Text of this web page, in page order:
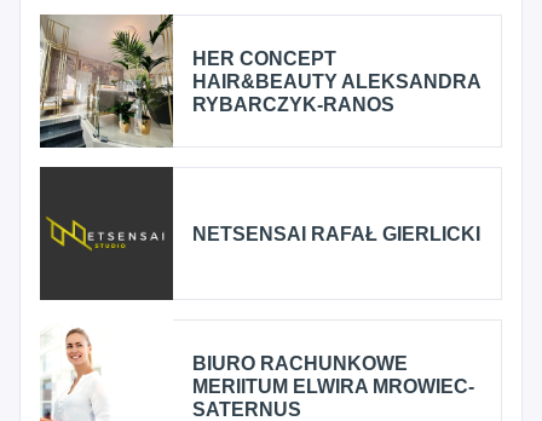
HER CONCEPT
HAIR&BEAUTY ALEKSANDRA
RYBARCZYK-RANOS
NETSENSAI RAFAŁ GIERLICKI
BIURO RACHUNKOWE
MERIITUM ELWIRA MROWIEC-
SATERNUS